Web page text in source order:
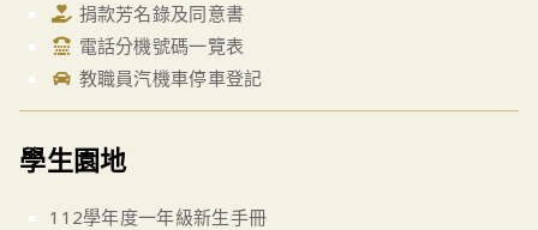
捐款芳名錄及同意書
電話分機號碼一覽表
教職員汽機車停車登記
學生園地
112學年度一年級新生手冊